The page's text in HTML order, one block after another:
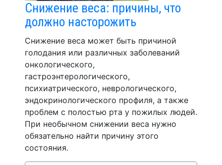
Снижение веса: причины, что
должно насторожить
Снижение веса может быть причиной
голодания или различных заболеваний
онкологического,
гастроэнтерологического,
психиатрического, неврологического,
эндокринологического профиля, а также
проблем с полостью рта у пожилых людей.
При необычном снижении веса нужно
обязательно найти причину этого
состояния.